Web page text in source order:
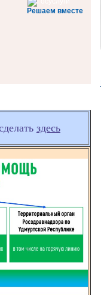
Решаем вместе
здесь